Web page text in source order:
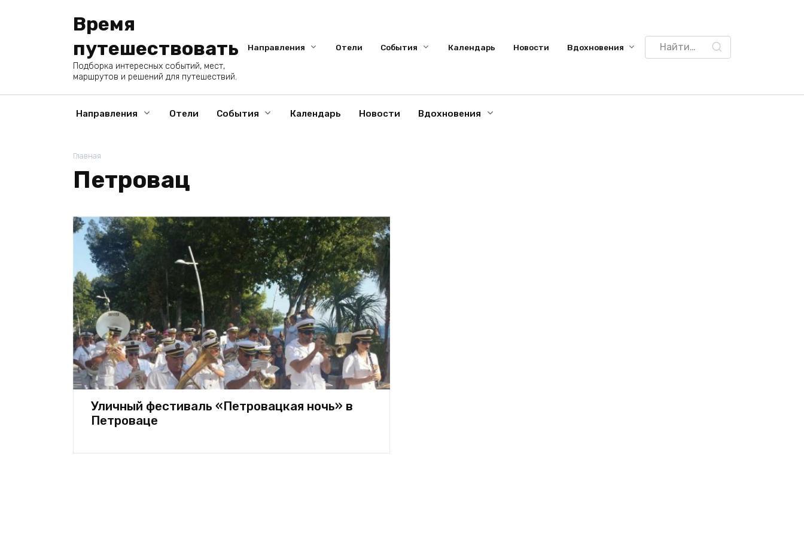
Время
путешествовать
Подборка интересных событий, мест,
маршрутов и решений для путешествий.
Направления Отели События Календарь Новости Вдохновения
Search
for:
Направления Отели События Календарь Новости Вдохновения
Главная
Петровац
Уличный фестиваль «Петровацкая ночь» в
Петроваце